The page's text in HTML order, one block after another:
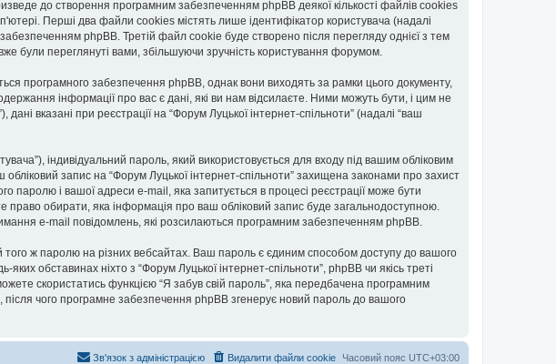
до створення програмним забезпеченням phpBB деякої кількості файлів cookies
Перші два файли cookies містять лише ідентифікатор користувача (надалі
phpBB. Третій файл cookie буде створено після перегляду однієї з тем
були переглянуті вами, збільшуючи зручність користування форумом.
програмного забезпечення phpBB, однак вони виходять за рамки цього документу,
інформації про вас є дані, які ви нам відсилаєте. Ними можуть бути, і цим не
вказані при реєстрації на “Форум Луцької інтернет-спільноти” (надалі “ваш
індивідуальний пароль, який використовується для входу під вашим обліковим
запис на “Форум Луцької інтернет-спільноти” захищена законами про захист
паролю і вашої адреси e-mail, яка запитується в процесі реєстрації може бути
право обирати, яка інформація про ваш обліковий запис буде загальнодоступною.
e-mail повідомлень, які розсилаються програмним забезпеченням phpBB.
ж паролю на різних вебсайтах. Ваш пароль є єдиним способом доступу до вашого
обставинах ніхто з “Форум Луцької інтернет-спільноти”, phpBB чи якісь треті
скористатись функцією “Я забув свій пароль”, яка передбачена програмним
чого програмне забезпечення phpBB згенерує новий пароль до вашого
Часовий пояс UTC+03:00
Видалити файли cookie
Зв'язок з адміністрацією